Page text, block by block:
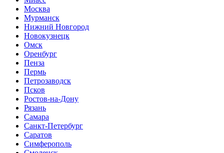
Москва
Мурманск
Нижний Новгород
Новокузнецк
Омск
Оренбург
Пенза
Пермь
Петрозаводск
Псков
Ростов-на-Дону
Рязань
Самара
Санкт-Петербург
Саратов
Симферополь